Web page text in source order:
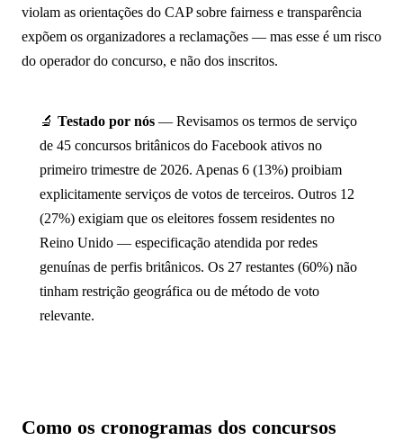
violam as orientações do CAP sobre fairness e transparência
expõem os organizadores a reclamações — mas esse é um risco
do operador do concurso, e não dos inscritos.
🔬 Testado por nós — Revisamos os termos de serviço
de 45 concursos britânicos do Facebook ativos no
primeiro trimestre de 2026. Apenas 6 (13%) proibiam
explicitamente serviços de votos de terceiros. Outros 12
(27%) exigiam que os eleitores fossem residentes no
Reino Unido — especificação atendida por redes
genuínas de perfis britânicos. Os 27 restantes (60%) não
tinham restrição geográfica ou de método de voto
relevante.
Como os cronogramas dos concursos